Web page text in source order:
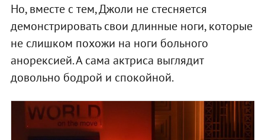
Но, вместе с тем, Джоли не стесняется
демонстрировать свои длинные ноги, которые
не слишком похожи на ноги больного
анорексией. А сама актриса выглядит
довольно бодрой и спокойной.